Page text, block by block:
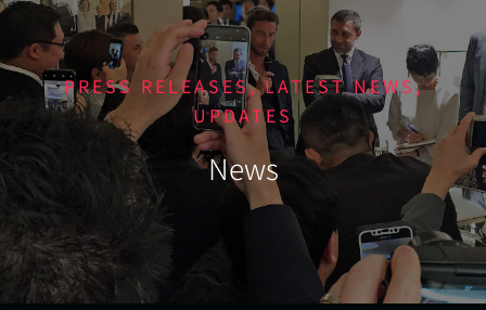
PRESS RELEASES, LATEST NEWS,
UPDATES
News